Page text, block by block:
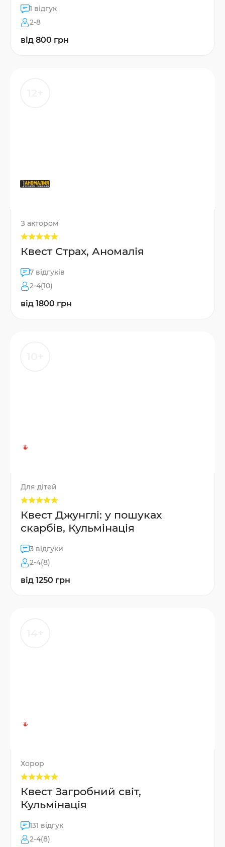
1 відгук
2-8
від 800 грн
З актором
Квест Страх, Аномалія
7 відгуків
2-4(10)
від 1800 грн
Для дітей
Квест Джунглі: у пошуках
скарбів, Кульмінація
3 відгуки
2-4(8)
від 1250 грн
Хорор
Квест Загробний світ,
Кульмінація
131 відгук
2-4(8)